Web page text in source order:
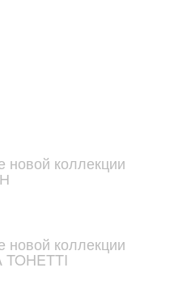
новой коллекции
новой коллекции
TOHETTI